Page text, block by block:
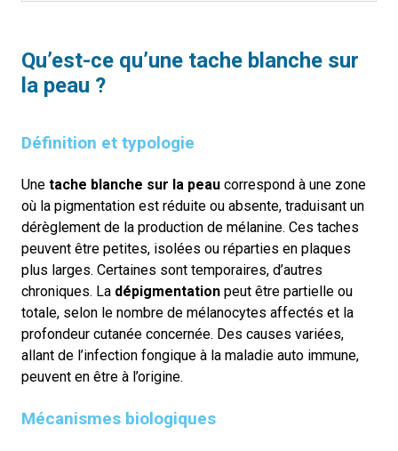
Qu’est-ce qu’une tache blanche sur
la peau ?
Définition et typologie
Une tache blanche sur la peau correspond à une zone
où la pigmentation est réduite ou absente, traduisant un
dérèglement de la production de mélanine. Ces taches
peuvent être petites, isolées ou réparties en plaques
plus larges. Certaines sont temporaires, d’autres
chroniques. La dépigmentation peut être partielle ou
totale, selon le nombre de mélanocytes affectés et la
profondeur cutanée concernée. Des causes variées,
allant de l’infection fongique à la maladie auto immune,
peuvent en être à l’origine.
Mécanismes biologiques